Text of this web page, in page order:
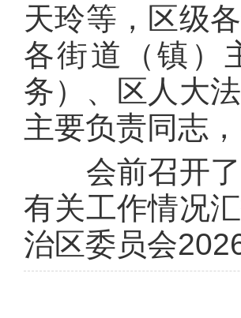
天玲等，区级
各街道（镇）
务）、区人大
主要负责同志
会前召开了
有关工作情况
治区委员会